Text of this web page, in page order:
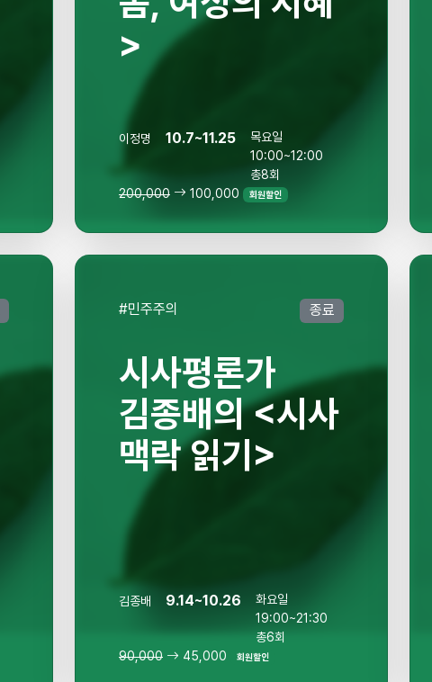
>
이정명 10.7~11.25
목요일
10:00~12:00
총8회
200,000
100,000 회원할인
#민주주의 종료
시사평론가
김종배의 <시사
맥락 읽기>
김종배 9.14~10.26
화요일
19:00~21:30
총6회
90,000
45,000 회원할인